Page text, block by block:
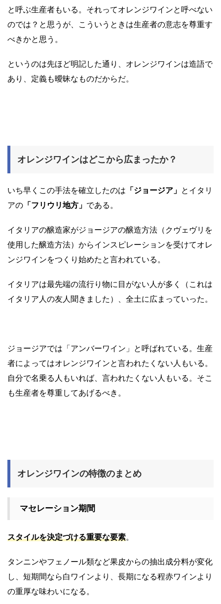
と呼ぶ生産者もいる。それってオレンジワインと呼べない
のでは？と思うが、こういうときは生産者の意志を尊重す
べきかと思う。
というのは先ほど明記した通り、オレンジワインは造語で
あり、定義も曖昧なものだからだ。
オレンジワインはどこから広まったか？
いち早くこの手法を確立したのは 「ジョージア」 とイタリ
アの 「フリウリ地方」 である。
イタリアの醸造家がジョージアの醸造方法（クヴェヴリを
使用した醸造方法）からインスピレーションを受けてオレ
ンジワインをつくり始めたと言われている。
イタリアは最先端の流行り物に目がない人が多く（これは
イタリア人の友人聞きました）、全土に広まっていった。
ジョージアでは「アンバーワイン」と呼ばれている。生産
者によってはオレンジワインと言われたくない人もいる。
自分で名乗る人もいれば、言われたくない人もいる。そこ
も生産者を尊重してあげるべき。
オレンジワインの特徴のまとめ
マセレーション期間
スタイルを決定づける重要な要素。
タンニンやフェノール類など果皮からの抽出成分料が変化
し、短期間なら白ワインより、長期になる程赤ワインより
の重厚な味わいになる。